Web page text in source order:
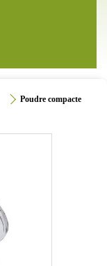
Poudre compacte